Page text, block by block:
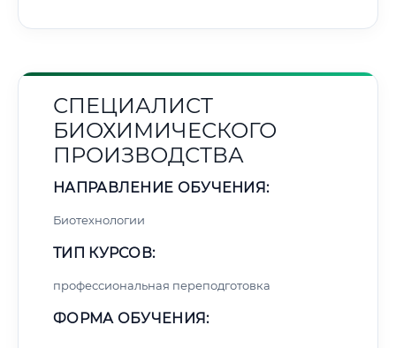
СПЕЦИАЛИСТ
БИОХИМИЧЕСКОГО
ПРОИЗВОДСТВА
НАПРАВЛЕНИЕ ОБУЧЕНИЯ:
Биотехнологии
ТИП КУРСОВ:
профессиональная переподготовка
ФОРМА ОБУЧЕНИЯ: